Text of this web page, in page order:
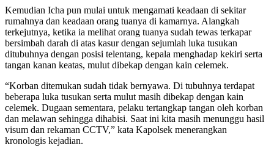
Kemudian Icha pun mulai untuk mengamati keadaan di sekitar
rumahnya dan keadaan orang tuanya di kamarnya. Alangkah
terkejutnya, ketika ia melihat orang tuanya sudah tewas terkapar
bersimbah darah di atas kasur dengan sejumlah luka tusukan
ditubuhnya dengan posisi telentang, kepala menghadap kekiri serta
tangan kanan keatas, mulut dibekap dengan kain celemek.
“Korban ditemukan sudah tidak bernyawa. Di tubuhnya terdapat
beberapa luka tusukan serta mulut masih dibekap dengan kain
celemek. Dugaan sementara, pelaku tertangkap tangan oleh korban
dan melawan sehingga dihabisi. Saat ini kita masih menunggu hasil
visum dan rekaman CCTV,” kata Kapolsek menerangkan
kronologis kejadian.